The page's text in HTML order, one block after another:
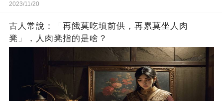
2023/11/20
古人常說：「再餓莫吃墳前供，再累莫坐人肉
凳」，人肉凳指的是啥？